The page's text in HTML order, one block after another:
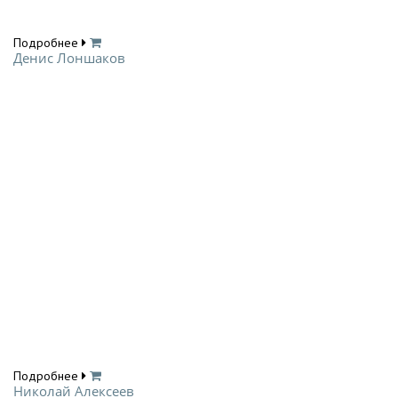
Подробнее
Денис Лоншаков
Подробнее
Николай Алексеев